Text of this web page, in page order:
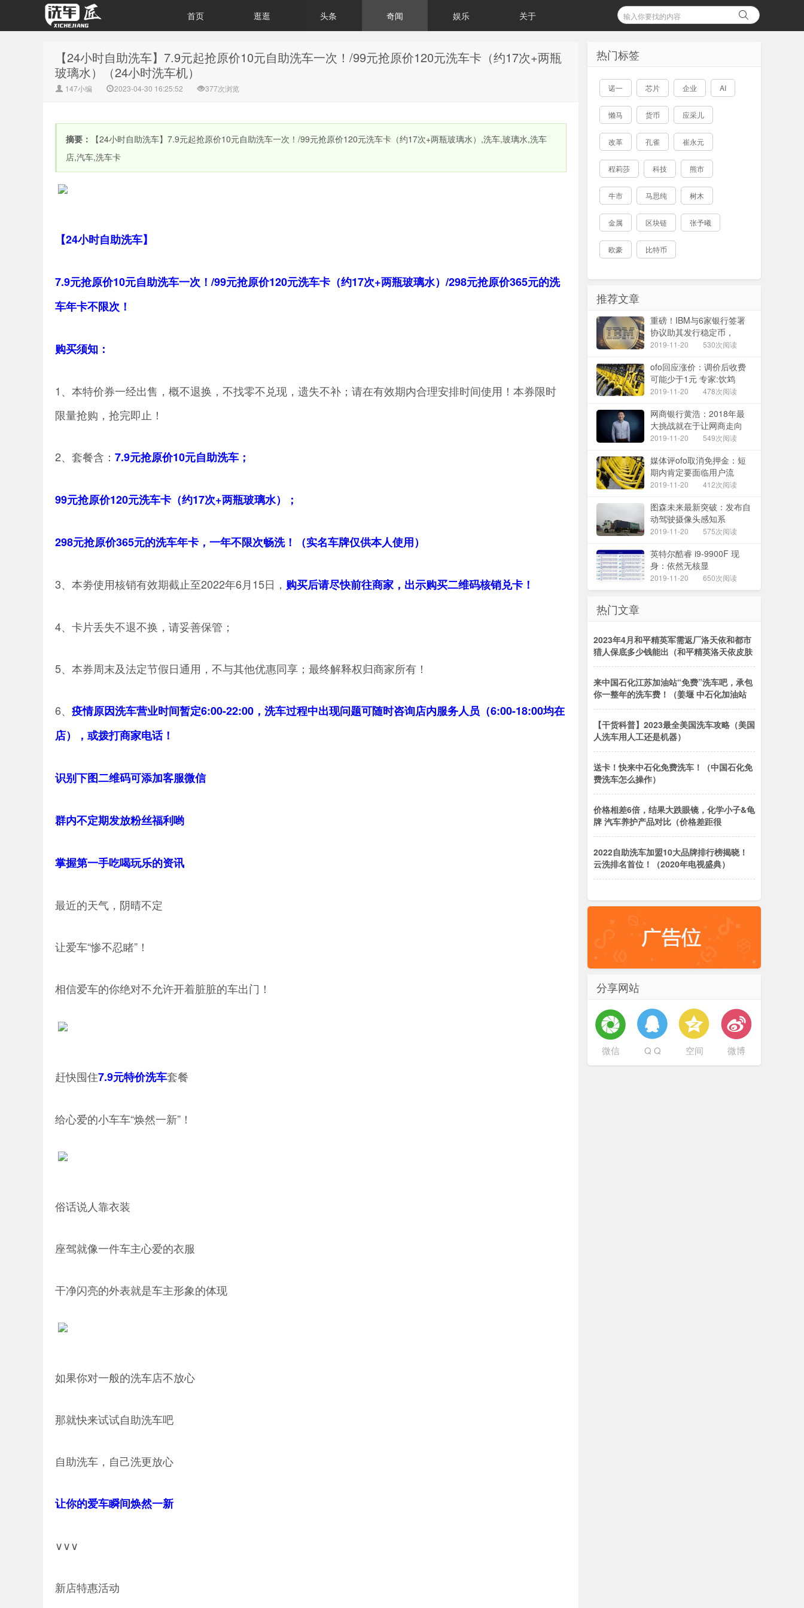
首页 逛逛 头条 奇闻 娱乐 关于
【24小时自助洗车】7.9元起抢原价10元自助洗车一次！/99元抢原价120元洗车卡（约17次+两瓶
玻璃水）（24小时洗车机）
147小编 2023-04-30 16:25:52 377次浏览
摘要：
【24小时自助洗车】7.9元起抢原价10元自助洗车一次！/99元抢原价120元洗车卡（约17次+两瓶玻璃水）,洗车,玻璃水,洗车
店,汽车,洗车卡
【24小时自助洗车】
7.9元抢原价10元自助洗车一次！/99元抢原价120元洗车卡（约17次+两瓶玻璃水）/298元抢原价365元的洗
车年卡不限次！
购买须知：
1、本特价券一经出售，概不退换，不找零不兑现，遗失不补；请在有效期内合理安排时间使用！本券限时
限量抢购，抢完即止！
2、套餐含： 7.9元抢原价10元自助洗车；
99元抢原价120元洗车卡（约17次+两瓶玻璃水）；
298元抢原价365元的洗车年卡，一年不限次畅洗！（实名车牌仅供本人使用）
3、本劵使用核销有效期截止至2022年6月15日， 购买后请尽快前往商家，出示购买二维码核销兑卡！
4、卡片丢失不退不换，请妥善保管；
5、本券周末及法定节假日通用，不与其他优惠同享；最终解释权归商家所有！
6、 疫情原因洗车营业时间暂定6:00-22:00，洗车过程中出现问题可随时咨询店内服务人员（6:00-18:00均在
店），或拨打商家电话！
识别下图二维码可添加客服微信
群内不定期发放粉丝福利哟
掌握第一手吃喝玩乐的资讯
最近的天气，阴晴不定
让爱车“惨不忍睹”！
相信爱车的你绝对不允许开着脏脏的车出门！
赶快囤住7.9元特价洗车套餐
给心爱的小车车“焕然一新”！
俗话说人靠衣装
座驾就像一件车主心爱的衣服
干净闪亮的外表就是车主形象的体现
如果你对一般的洗车店不放心
那就快来试试自助洗车吧
自助洗车，自己洗更放心
让你的爱车瞬间焕然一新
∨∨∨
新店特惠活动
热门标签
诺一 芯片 企业 AI
懒马 货币 应采儿
改革 孔雀 崔永元
程莉莎 科技 熊市
牛市 马思纯 树木
金属 区块链 张予曦
欧豪 比特币
推荐文章
重磅！IBM与6家银行签署
协议助其发行稳定币，
2019-11-20 530次阅读
ofo回应涨价：调价后收费
可能少于1元 专家:饮鸩
2019-11-20 478次阅读
网商银行黄浩：2018年最
大挑战就在于让网商走向
2019-11-20 549次阅读
媒体评ofo取消免押金：短
期内肯定要面临用户流
2019-11-20 412次阅读
图森未来最新突破：发布自
动驾驶摄像头感知系
2019-11-20 575次阅读
英特尔酷睿 i9-9900F 现
身：依然无核显
2019-11-20 650次阅读
热门文章
2023年4月和平精英军需返厂洛天依和都市
猎人保底多少钱能出（和平精英洛天依皮肤
来中国石化江苏加油站“免费”洗车吧，承包
你一整年的洗车费！（姜堰 中石化加油站
【干货科普】2023最全美国洗车攻略（美国
人洗车用人工还是机器）
送卡！快来中石化免费洗车！（中国石化免
费洗车怎么操作）
价格相差6倍，结果大跌眼镜，化学小子&龟
牌 汽车养护产品对比（价格差距很
2022自助洗车加盟10大品牌排行榜揭晓！
云洗排名首位！（2020年电视盛典）
分享网站
微信 Q Q 空间 微博